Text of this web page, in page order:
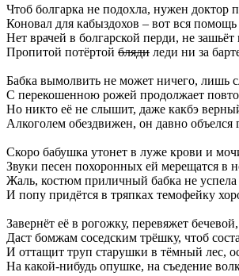
Чтоб болгарка не подохла, нужен доктор
Коновал для кабыздохов – вот вся помощь
Нет врачей в болгарской перди, не зашьёт
Пропитой потёртой бляди леди ни за
Бабка вымолвить не может ничего, лишь
С перекошенною рожей продолжает
Но никто её не слышит, даже какбэ
Алкоголем обездвижен, он давно объелся
Скоро бабушка утонет в луже крови и
Звуки песен похоронных ей мерещатся в
Жаль, костюм приличный бабка не успела
И попу придётся в тряпках темофейку
Завернёт её в рогожку, перевяжет бечевой,
Даст бомжам соседским трёшку, чтоб
И оттащит труп старушки в тёмный лес,
На какой-нибудь опушке, на съедение